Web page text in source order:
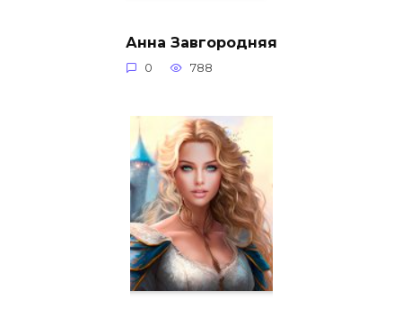
Анна Завгородняя
0 788